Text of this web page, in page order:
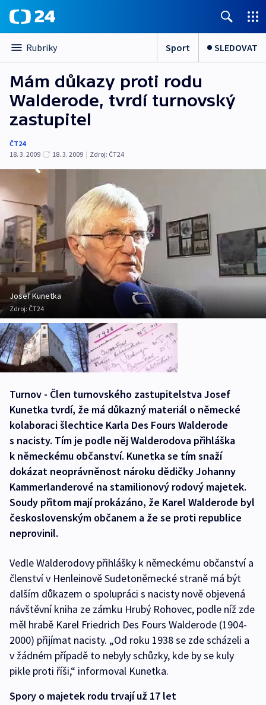
Rubriky Sport SLEDOVAT
Mám důkazy proti rodu
Walderode, tvrdí turnovský
zastupitel
ČT24
18. 3. 2009
18. 3. 2009 | Zdroj: ČT24
Josef Kunetka
Zdroj: ČT24
Turnov - Člen turnovského zastupitelstva Josef
Kunetka tvrdí, že má důkazný materiál o německé
kolaboraci šlechtice Karla Des Fours Walderode
s nacisty. Tím je podle něj Walderodova přihláška
k německému občanství. Kunetka se tím snaží
dokázat neoprávněnost nároku dědičky Johanny
Kammerlanderové na stamilionový rodový majetek.
Soudy přitom mají prokázáno, že Karel Walderode byl
československým občanem a že se proti republice
neprovinil.
Vedle Walderodovy přihlášky k německému občanství a
členství v Henleinově Sudetoněmecké straně má být
dalším důkazem o spolupráci s nacisty nově objevená
návštěvní kniha ze zámku Hrubý Rohovec, podle níž zde
měl hrabě Karel Friedrich Des Fours Walderode (1904-
2000) přijímat nacisty. „Od roku 1938 se zde scházeli a
v žádném případě to nebyly schůzky, kde by se kuly
pikle proti říši,“ informoval Kunetka.
Spory o majetek rodu trvají už 17 let